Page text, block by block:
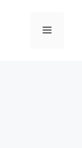
메